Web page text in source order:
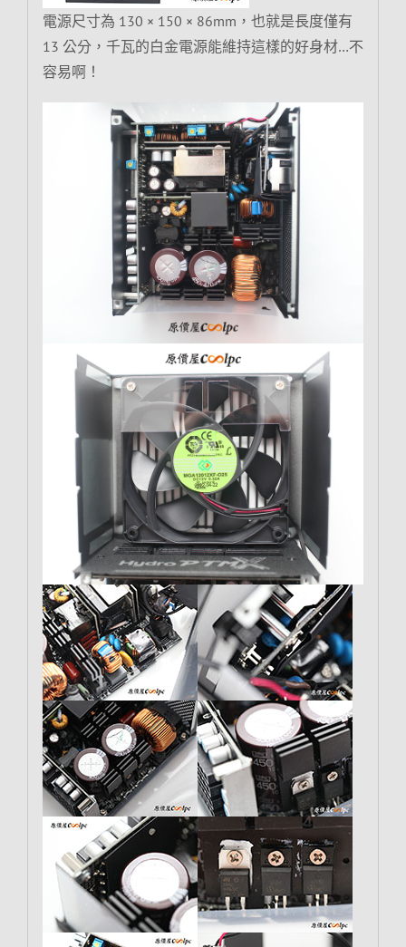
電源尺寸為 130 × 150 × 86mm，也就是長度僅有
13 公分，千瓦的白金電源能維持這樣的好身材…不
容易啊！